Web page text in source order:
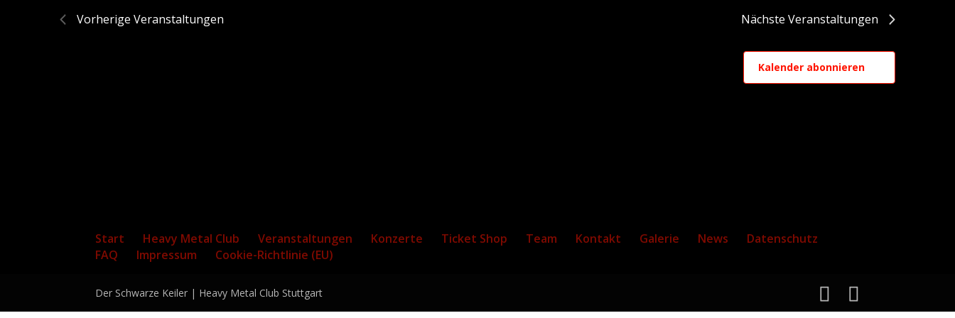
Vorherige Veranstaltungen Nächste Veranstaltungen
Kalender abonnieren
Start Heavy Metal Club Veranstaltungen Konzerte Ticket Shop Team Kontakt Galerie News
Datenschutz
FAQ
Impressum Cookie-Richtlinie (EU)
Der Schwarze Keiler | Heavy Metal Club Stuttgart